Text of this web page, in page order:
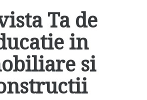
Ta de
in
si